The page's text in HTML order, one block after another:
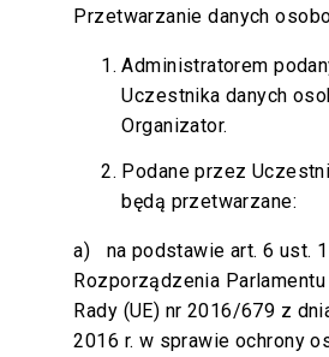
Przetwarzanie danych
Administratorem
Uczestnika danych
Organizator.
Podane przez
będą przetwarzane:
a) na podstawie art. 6 ust.
Rozporządzenia
Rady (UE) nr 2016/679 z
2016 r. w sprawie ochrony